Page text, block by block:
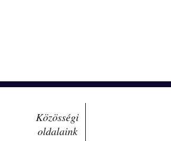
Közösségi
oldalaink